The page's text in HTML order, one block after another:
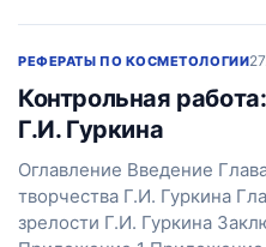
РЕФЕРАТЫ ПО КОСМЕТОЛОГИИ
Контрольная
Г.И. Гуркина
Оглавление Введение
творчества Г.И. Гуркина
зрелости Г.И. Гуркина